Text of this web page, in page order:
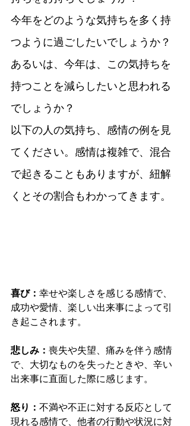
今年をどのような気持ちを多く持
つように過ごしたいでしょうか？
あるいは、今年は、この気持ちを
持つことを減らしたいと思われる
でしょうか？
以下の人の気持ち、感情の例を見
てください。感情は複雑で、混合
で起きることもありますが、紐解
くとその割合もわかってきます。
喜び： 幸せや楽しさを感じる感情で、
成功や愛情、楽しい出来事によって引
き起こされます。
悲しみ： 喪失や失望、痛みを伴う感情
で、大切なものを失ったときや、辛い
出来事に直面した際に感じます。
怒り： 不満や不正に対する反応として
現れる感情で、他者の行動や状況に対